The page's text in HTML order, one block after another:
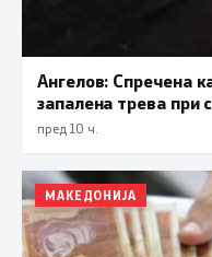
Ангелов: Спречена
запалена трева при
пред 10 ч.
МАКЕДОНИЈА